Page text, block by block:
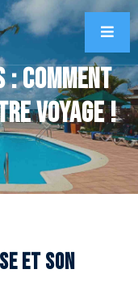
comment
voyage !
et son